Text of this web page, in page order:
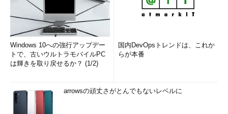
Windows 10への強行アップデー
トで、古いウルトラモバイルPC
は輝きを取り戻せるか？ (1/2)
国内DevOpsトレンドは、これか
らが本番
arrowsの頑丈さがとんでもないレベルに